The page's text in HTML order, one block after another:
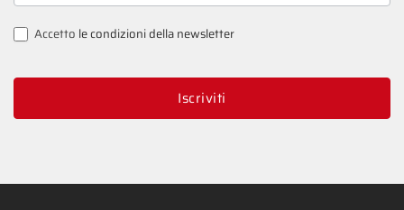
Accetto le condizioni della newsletter
Iscriviti